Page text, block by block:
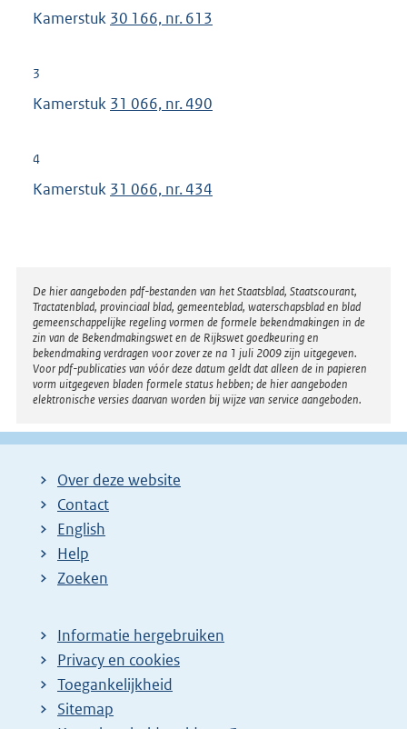
e
n
Kamerstuk 30 166, nr. 613
3
Kamerstuk 31 066, nr. 490
4
Kamerstuk 31 066, nr. 434
Disclaimer
De hier aangeboden pdf-bestanden van het Staatsblad, Staatscourant,
Tractatenblad, provinciaal blad, gemeenteblad, waterschapsblad en blad
gemeenschappelijke regeling vormen de formele bekendmakingen in de
zin van de Bekendmakingswet en de Rijkswet goedkeuring en
bekendmaking verdragen voor zover ze na 1 juli 2009 zijn uitgegeven.
Voor pdf-publicaties van vóór deze datum geldt dat alleen de in papieren
vorm uitgegeven bladen formele status hebben; de hier aangeboden
elektronische versies daarvan worden bij wijze van service aangeboden.
Over deze website
Contact
English
Help
Zoeken
Informatie hergebruiken
Privacy en cookies
Toegankelijkheid
Sitemap